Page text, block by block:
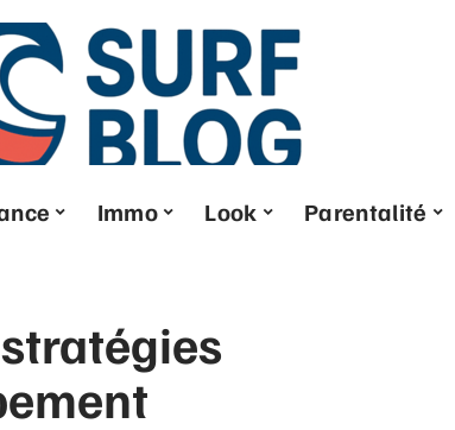
Immo Look Parentalité